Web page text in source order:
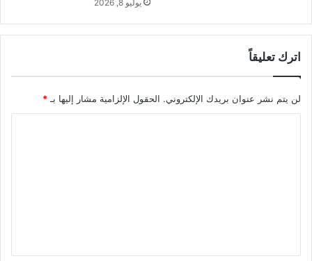
يوليو 8, 2026
اترك تعليقاً
لن يتم نشر عنوان بريدك الإلكتروني. الحقول الإلزامية مشار إليها بـ *